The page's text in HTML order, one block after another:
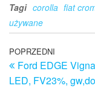
Tagi corolla fiat
używane
Nawigacja
wpisu
Poprzedni
wpis
POPRZEDNI
Ford EDGE
LED, FV23%,